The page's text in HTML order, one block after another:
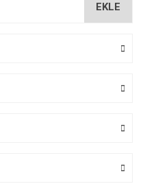
EKLE